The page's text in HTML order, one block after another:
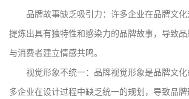
品牌故事缺乏吸引力：许多企业在品牌文
提炼出具有独特性和感染力的品牌故事，导致
与消费者建立情感共鸣。
视觉形象不统一：品牌视觉形象是品牌文
多企业在设计过程中缺乏统一的规划，导致品